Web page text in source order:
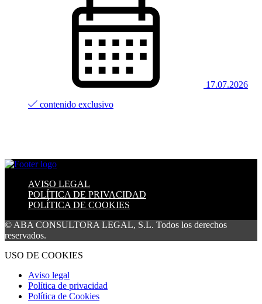
17.07.2026
contenido exclusivo
AVISO LEGAL
POLÍTICA DE PRIVACIDAD
POLÍTICA DE COOKIES
© ABA CONSULTORA LEGAL, S.L. Todos los derechos
reservados.
USO DE COOKIES
Aviso legal
Política de privacidad
Política de Cookies